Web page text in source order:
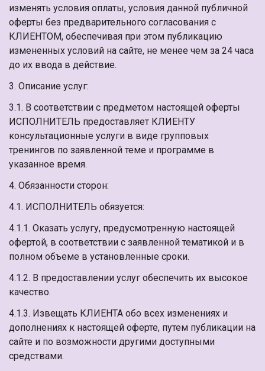
изменять условия оплаты, условия данной публичной
оферты без предварительного согласования с
КЛИЕНТОМ, обеспечивая при этом публикацию
измененных условий на сайте, не менее чем за 24 часа
до их ввода в действие.
3. Описание услуг:
3.1. В соответствии с предметом настоящей оферты
ИСПОЛНИТЕЛЬ предоставляет КЛИЕНТУ
консультационные услуги в виде групповых
тренингов по заявленной теме и программе в
указанное время.
4. Обязанности сторон:
4.1. ИСПОЛНИТЕЛЬ обязуется:
4.1.1. Оказать услугу, предусмотренную настоящей
офертой, в соответствии с заявленной тематикой и в
полном объеме в установленные сроки.
4.1.2. В предоставлении услуг обеспечить их высокое
качество.
4.1.3. Извещать КЛИЕНТА обо всех изменениях и
дополнениях к настоящей оферте, путем публикации на
сайте и по возможности другими доступными
средствами.